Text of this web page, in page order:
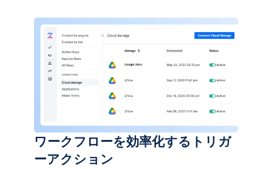
ワークフローを効率化するトリガ
ーアクション